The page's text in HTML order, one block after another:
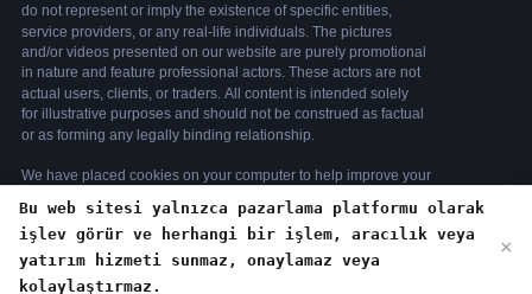
We use cookies to enhance your browsing
experience. By continuing to use our
Bu web sitesi yalnızca pazarlama platformu olarak
işlev görür ve herhangi bir işlem, aracılık veya
yatırım hizmeti sunmaz, onaylamaz veya
kolaylaştırmaz.
×